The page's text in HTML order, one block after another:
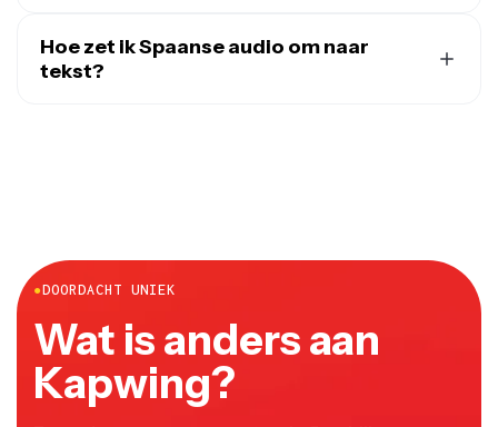
content, is Kapwing echt een topkeuze. Het heeft
geweldige reviews gekregen voor zijn precisie en hoe
Hoe zet ik Spaanse audio om naar
tekst?
●DOORDACHT UNIEK
Wat is anders aan
Kapwing?